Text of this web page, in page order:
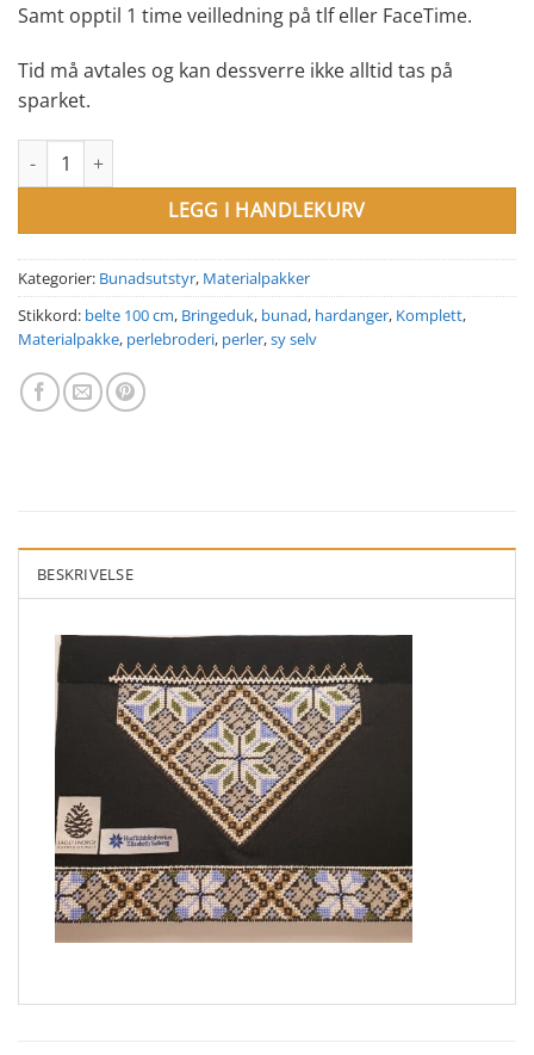
Samt opptil 1 time veilledning på tlf eller FaceTime.
Tid må avtales og kan dessverre ikke alltid tas på
sparket.
Komplett Materialpakke i variant 5, 2x blå, sølv og gull antall
LEGG I HANDLEKURV
Kategorier: Bunadsutstyr, Materialpakker
Stikkord: belte 100 cm, Bringeduk, bunad, hardanger, Komplett,
Materialpakke, perlebroderi, perler,sy selv
BESKRIVELSE